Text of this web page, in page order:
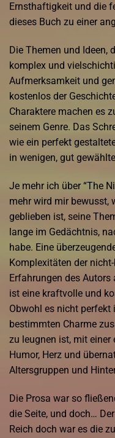
Ernsthaftigkeit und die
dieses Buch zu einer
Die Themen und Ideen,
komplex und
Aufmerksamkeit und
kostenlos der
Charaktere machen es
seinem Genre. Das
wie ein perfekt
in wenigen, gut
Je mehr ich über “The
mehr wird mir bewusst,
geblieben ist, seine
lange im Gedächtnis,
habe. Eine
Komplexitäten der
Erfahrungen des Autors
ist eine kraftvolle und
Obwohl es nicht perfekt
bestimmten Charme
zu leugnen ist, mit
Humor, Herz und
Altersgruppen und
Die Prosa war so
die Seite, und doch…
Reich doch war es die